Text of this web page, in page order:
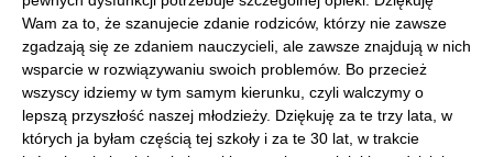
Wam za to, że szanujecie zdanie rodziców, którzy nie zawsze
zgadzają się ze zdaniem nauczycieli, ale zawsze znajdują w nich
wsparcie w rozwiązywaniu swoich problemów. Bo przecież
wszyscy idziemy w tym samym kierunku, czyli walczymy o
lepszą przyszłość naszej młodzieży. Dziękuję za te trzy lata, w
których ja byłam częścią tej szkoły i za te 30 lat, w trakcie